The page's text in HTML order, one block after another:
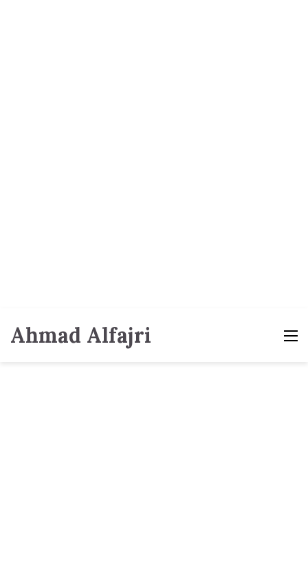
Ahmad Alfajri